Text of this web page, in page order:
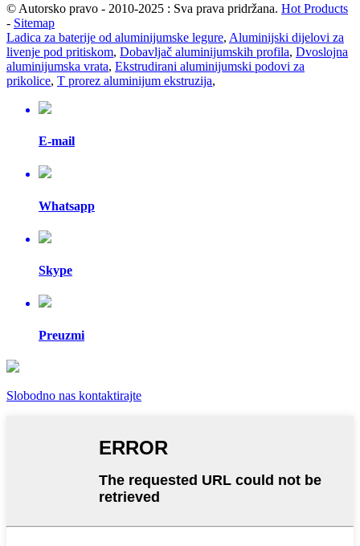
© Autorsko pravo - 2010-2025 : Sva prava pridržana. Hot Products
- Sitemap
Ladica za baterije od aluminijumske legure, Aluminijski dijelovi za
livenje pod pritiskom, Dobavljač aluminijumskih profila, Dvoslojna
aluminijumska vrata, Ekstrudirani aluminijumski podovi za
prikolice, T prorez aluminijum ekstruzija,
E-mail
Whatsapp
Skype
Preuzmi
Slobodno nas kontaktirajte